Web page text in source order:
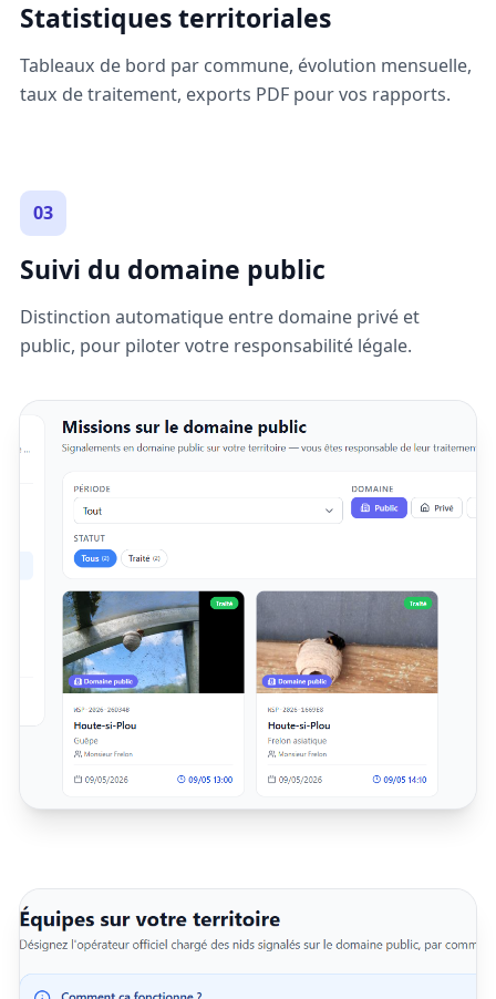
Statistiques territoriales
Tableaux de bord par commune, évolution mensuelle,
taux de traitement, exports PDF pour vos rapports.
03
Suivi du domaine public
Distinction automatique entre domaine privé et
public, pour piloter votre responsabilité légale.